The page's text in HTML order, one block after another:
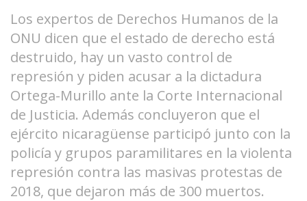
Los expertos de Derechos Humanos de la
ONU dicen que el estado de derecho está
destruido, hay un vasto control de
represión y piden acusar a la dictadura
Ortega-Murillo ante la Corte Internacional
de Justicia. Además concluyeron que el
ejército nicaragüense participó junto con la
policía y grupos paramilitares en la violenta
represión contra las masivas protestas de
2018, que dejaron más de 300 muertos.